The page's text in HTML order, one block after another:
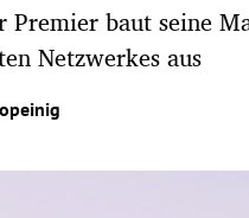
Premier baut seine
Netzwerkes aus
öffnen/schließen